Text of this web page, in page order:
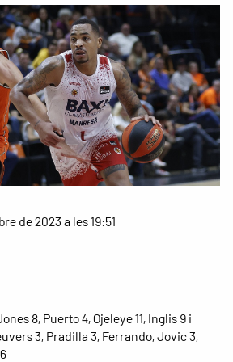
de 2023 a les 19:51
8, Puerto 4, Ojeleye 11, Inglis 9 i
3, Pradilla 3, Ferrando, Jovic 3,